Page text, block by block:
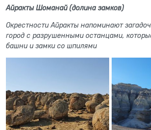
Айракты Шоманай (долина замков)
Окрестности Айракты напоминают
город с разрушенными останцами,
башни и замки со шпилями